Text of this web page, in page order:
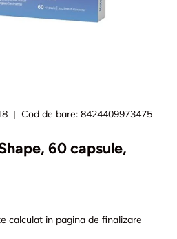
| Cod de bare: 8424409973475
60 capsule,
calculat in pagina de finalizare